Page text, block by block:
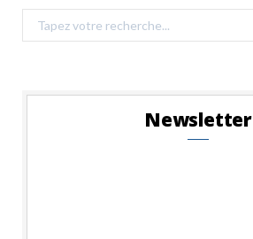
Search
for:
Newsletter